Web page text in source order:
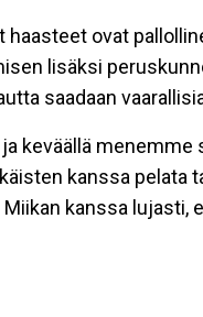
ovat
lisäksi
saadaan
keväällä
kanssa pelata
kanssa lujasti,